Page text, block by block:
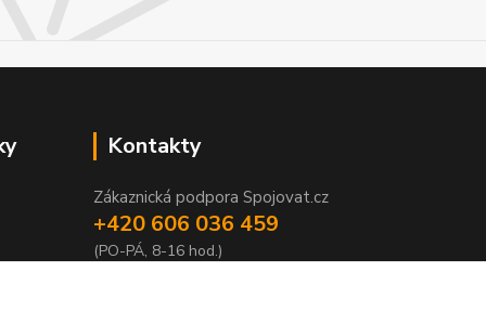
Kontakty
Zákaznická podpora Spojovat.cz
+420 606 036 459
(PO-PÁ, 8-16 hod.)